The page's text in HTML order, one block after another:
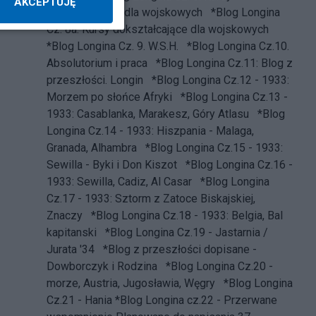
dokształcające dla wojskowych
*Blog Longina
Cz. 8a. Kursy dokształcające dla wojskowych
*Blog Longina Cz. 9. W.S.H.
*Blog Longina Cz.10.
Absolutorium i praca
*Blog Longina Cz.11: Blog z
przeszłości. Longin
*Blog Longina Cz.12 - 1933:
Morzem po słońce Afryki
*Blog Longina Cz.13 -
1933: Casablanka, Marakesz, Góry Atlasu
*Blog
Longina Cz.14 - 1933: Hiszpania - Malaga,
Granada, Alhambra
*Blog Longina Cz.15 - 1933:
Sewilla - Byki i Don Kiszot
*Blog Longina Cz.16 -
1933: Sewilla, Cadiz, Al Casar
*Blog Longina
Cz.17 - 1933: Sztorm z Zatoce Biskajskiej,
Znaczy
*Blog Longina Cz.18 - 1933: Belgia, Bal
kapitanski
*Blog Longina Cz.19 - Jastarnia /
Jurata '34
*Blog z przeszłości dopisane -
Dowborczyk i Rodzina
*Blog Longina Cz.20 -
morze, Austria, Jugosławia, Węgry
*Blog Longina
Cz.21 - Hania *Blog Longina cz.22 - Przerwane